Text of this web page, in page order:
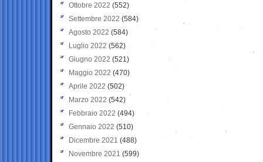
Ottobre 2022 (552)
Settembre 2022 (584)
Agosto 2022 (584)
Luglio 2022 (562)
Giugno 2022 (521)
Maggio 2022 (470)
Aprile 2022 (502)
Marzo 2022 (542)
Febbraio 2022 (494)
Gennaio 2022 (510)
Dicembre 2021 (488)
Novembre 2021 (599)